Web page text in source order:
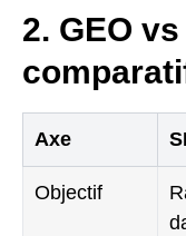
2. GEO
Axe
Objectif